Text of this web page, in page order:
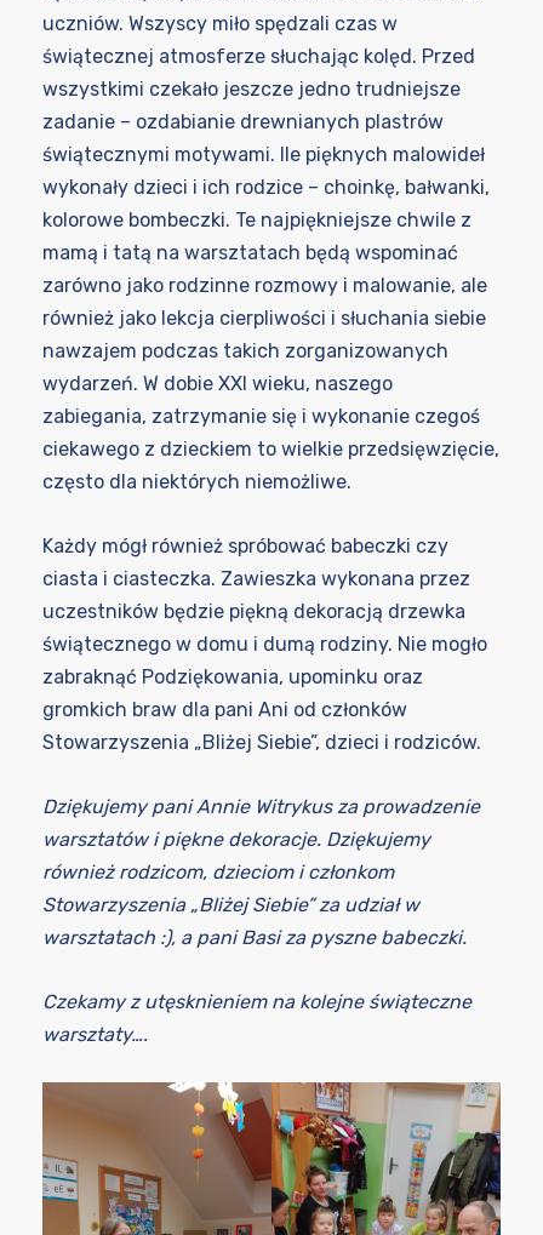
uczniów. Wszyscy miło spędzali czas w
świątecznej atmosferze słuchając kolęd. Przed
wszystkimi czekało jeszcze jedno trudniejsze
zadanie – ozdabianie drewnianych plastrów
świątecznymi motywami. Ile pięknych malowideł
wykonały dzieci i ich rodzice – choinkę, bałwanki,
kolorowe bombeczki. Te najpiękniejsze chwile z
mamą i tatą na warsztatach będą wspominać
zarówno jako rodzinne rozmowy i malowanie, ale
również jako lekcja cierpliwości i słuchania siebie
nawzajem podczas takich zorganizowanych
wydarzeń. W dobie XXI wieku, naszego
zabiegania, zatrzymanie się i wykonanie czegoś
ciekawego z dzieckiem to wielkie przedsięwzięcie,
często dla niektórych niemożliwe.
Każdy mógł również spróbować babeczki czy
ciasta i ciasteczka. Zawieszka wykonana przez
uczestników będzie piękną dekoracją drzewka
świątecznego w domu i dumą rodziny. Nie mogło
zabraknąć Podziękowania, upominku oraz
gromkich braw dla pani Ani od członków
Stowarzyszenia „Bliżej Siebie”, dzieci i rodziców.
Dziękujemy pani Annie Witrykus za prowadzenie
warsztatów i piękne dekoracje. Dziękujemy
również rodzicom, dzieciom i członkom
Stowarzyszenia „Bliżej Siebie” za udział w
warsztatach :), a pani Basi za pyszne babeczki.
Czekamy z utęsknieniem na kolejne świąteczne
warsztaty….